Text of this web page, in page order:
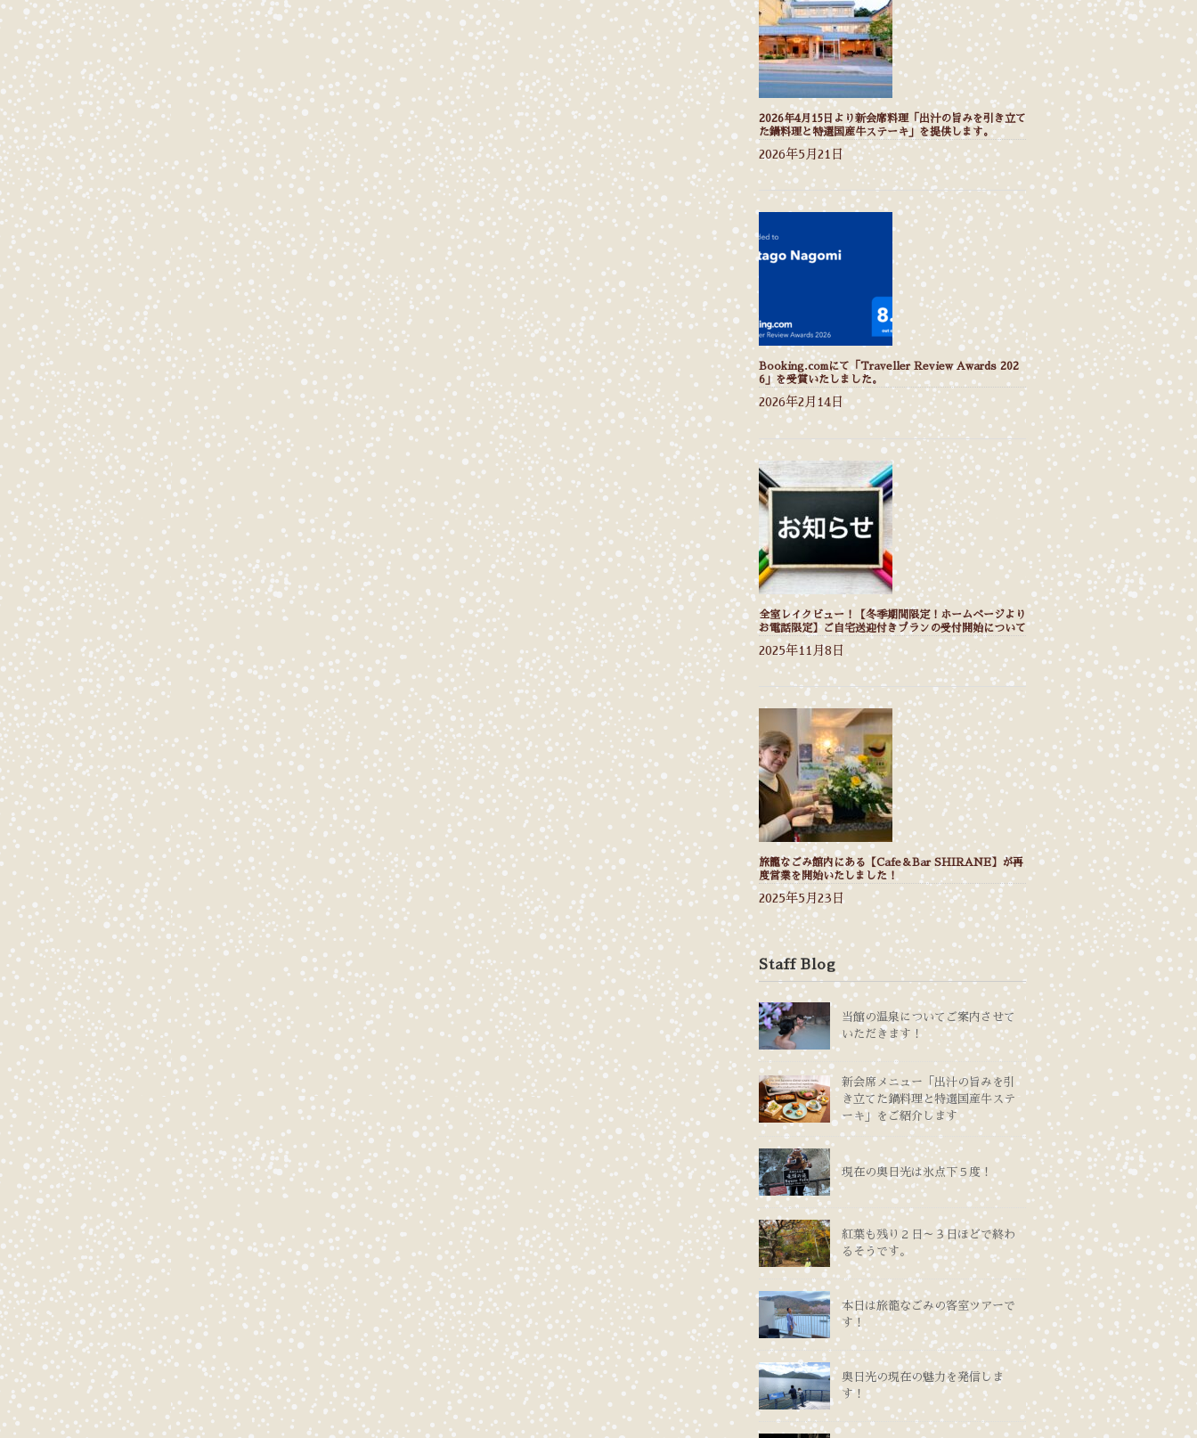
2026年4月15日より新会席料理「出汁の旨みを引き立て
た鍋料理と特選国産牛ステーキ」を提供します。
2026年5月21日
Booking.comにて「Traveller Review Awards 202
6」を受賞いたしました。
2026年2月14日
全室レイクビュー！【冬季期間限定！ホームページより
お電話限定】ご自宅送迎付きプランの受付開始について
2025年11月8日
旅籠なごみ館内にある【Cafe＆Bar SHIRANE】が再
度営業を開始いたしました！
2025年5月23日
Staff Blog
当館の温泉についてご案内させて
いただきます！
新会席メニュー「出汁の旨みを引
き立てた鍋料理と特選国産牛ステ
ーキ」をご紹介します
現在の奥日光は氷点下５度！
紅葉も残り２日～３日ほどで終わ
るそうです。
本日は旅籠なごみの客室ツアーで
す！
奥日光の現在の魅力を発信しま
す！